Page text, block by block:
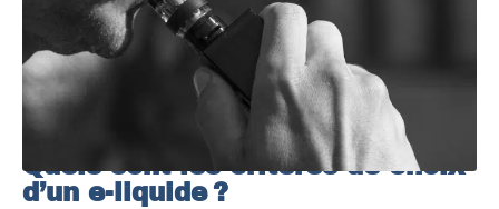
Quels sont les critères de choix
d’un e-liquide ?